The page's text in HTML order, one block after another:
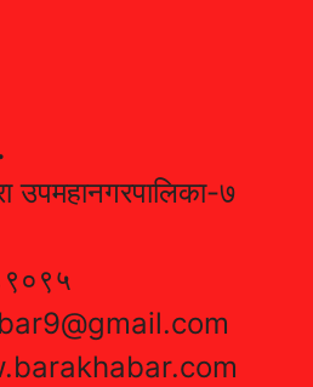
उपमहानगरपालिका-७